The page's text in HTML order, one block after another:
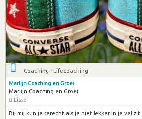
Coaching - Lifecoaching
Marlijn Coaching en Groei
Marlijn Coaching en Groei
Lisse
Bij mij kun je terecht als je niet lekker in je vel